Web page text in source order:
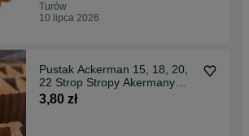
Turów
10 lipca 2026
Pustak Ackerman 15, 18, 20,
22 Strop Stropy Akermany
dostawa HDS lub cała PL
3,80 zł